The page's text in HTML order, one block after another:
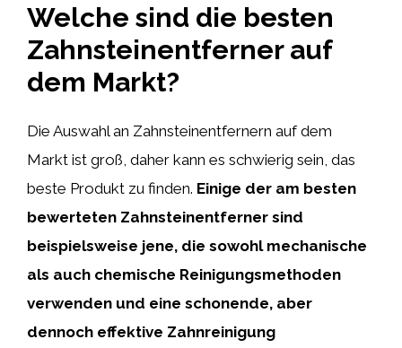
Welche sind die besten
Zahnsteinentferner auf
dem Markt?
Die Auswahl an Zahnsteinentfernern auf dem
Markt ist groß, daher kann es schwierig sein, das
beste Produkt zu finden. Einige der am besten
bewerteten Zahnsteinentferner sind
beispielsweise jene, die sowohl mechanische
als auch chemische Reinigungsmethoden
verwenden und eine schonende, aber
dennoch effektive Zahnreinigung